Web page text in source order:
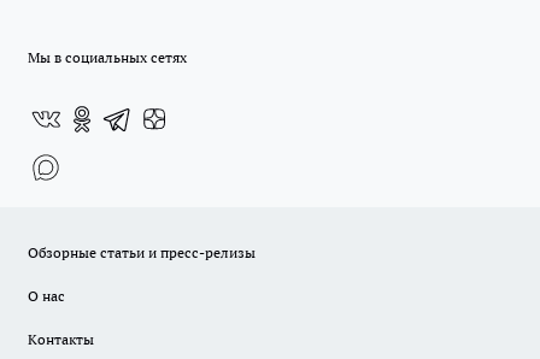
Мы в социальных сетях
Обзорные статьи и пресс-релизы
О нас
Контакты